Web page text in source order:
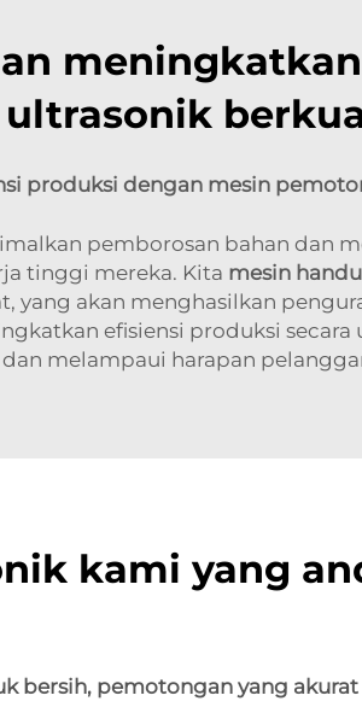
produksi dengan mesin
pemborosan bahan dan
tinggi mereka. Kita mesin
yang akan menghasilkan
efisiensi produksi
melampaui harapan
kami yang
bersih, pemotongan yang akurat